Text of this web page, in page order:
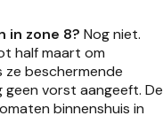
in zone 8? Nog niet.
half maart om
beschermende
vorst aangeeft. De
binnenshuis in